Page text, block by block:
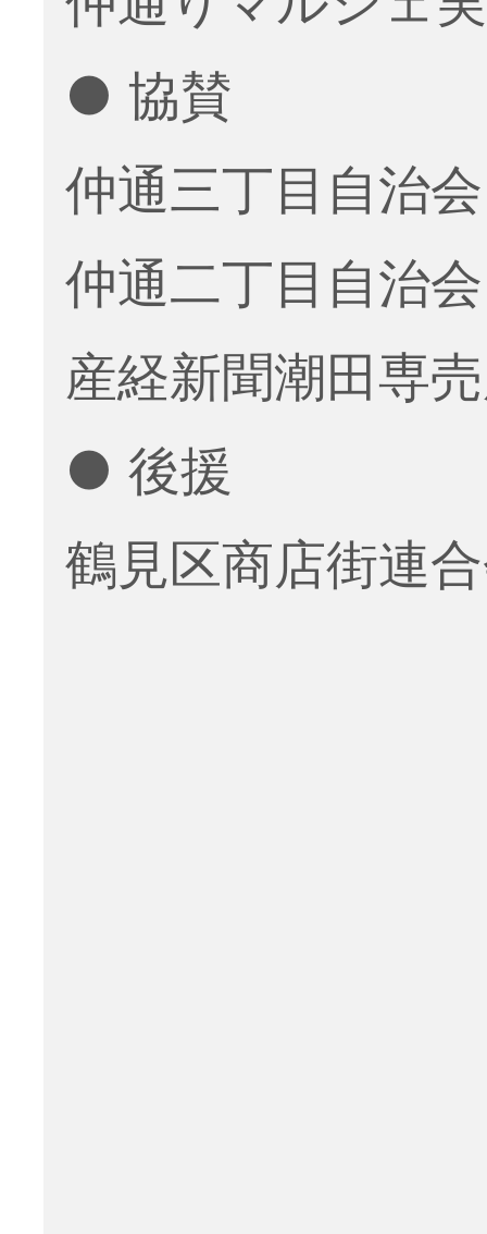
● 協賛
仲通三丁目自治会
仲通二丁目自治会
産経新聞潮田専
● 後援
鶴見区商店街連